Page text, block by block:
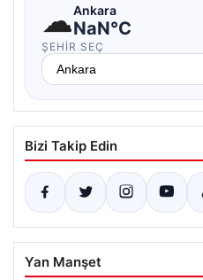
☁Ankara
NaN°C
ŞEHIR SEÇ
Bizi Takip Edin
Yan Manşet